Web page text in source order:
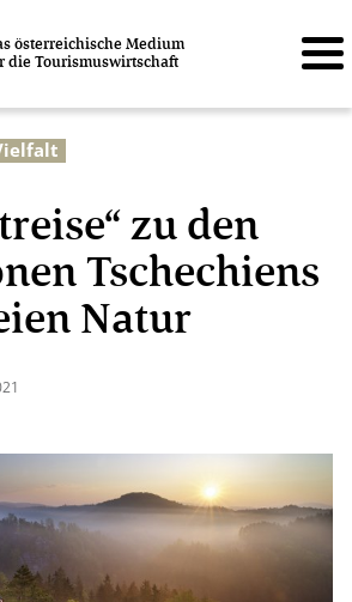
österreichische Medium
die Tourismuswirtschaft
zu den
Tschechiens
Natur